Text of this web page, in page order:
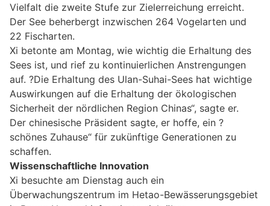
Vielfalt die zweite Stufe zur Zielerreichung erreicht.
Der See beherbergt inzwischen 264 Vogelarten und
22 Fischarten.
Xi betonte am Montag, wie wichtig die Erhaltung des
Sees ist, und rief zu kontinuierlichen Anstrengungen
auf. ?Die Erhaltung des Ulan-Suhai-Sees hat wichtige
Auswirkungen auf die Erhaltung der ökologischen
Sicherheit der nördlichen Region Chinas“, sagte er.
Der chinesische Präsident sagte, er hoffe, ein ?
schönes Zuhause“ für zukünftige Generationen zu
schaffen.
Wissenschaftliche Innovation
Xi besuchte am Dienstag auch ein
Überwachungszentrum im Hetao-Bewässerungsgebiet